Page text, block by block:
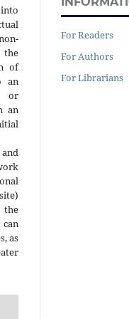
of
an
or
an
as
For Readers
For Authors
For Librarians